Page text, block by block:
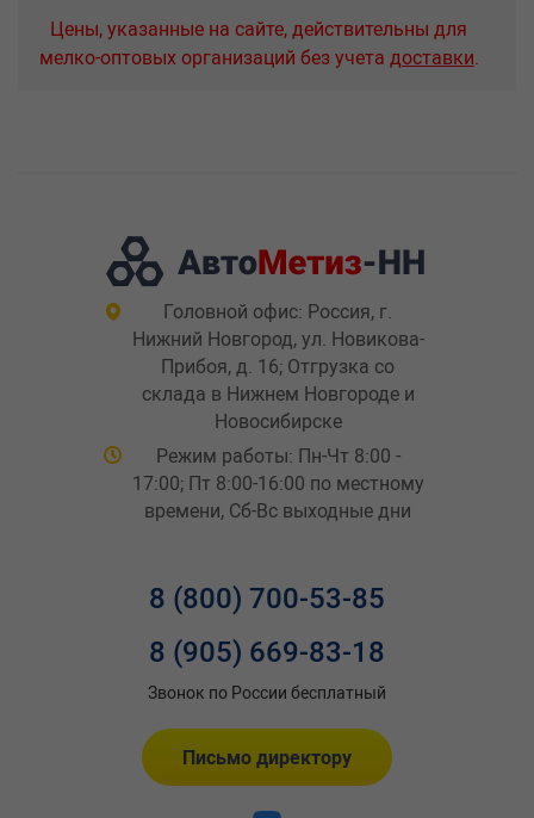
Цены, указанные на сайте, действительны для
мелко-оптовых организаций без учета доставки.
Головной офис: Россия, г.
Нижний Новгород, ул. Новикова-
Прибоя, д. 16; Отгрузка со
склада в Нижнем Новгороде и
Новосибирске
Режим работы: Пн-Чт 8:00 -
17:00; Пт 8:00-16:00 по местному
времени, Сб-Вс выходные дни
8 (800) 700-53-85
8 (905) 669-83-18
Звонок по России бесплатный
Письмо директору